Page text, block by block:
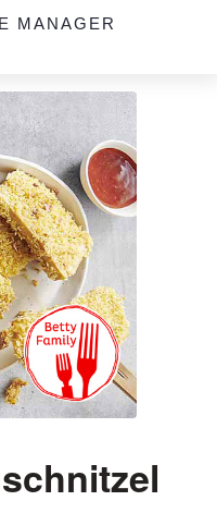
MANAGER